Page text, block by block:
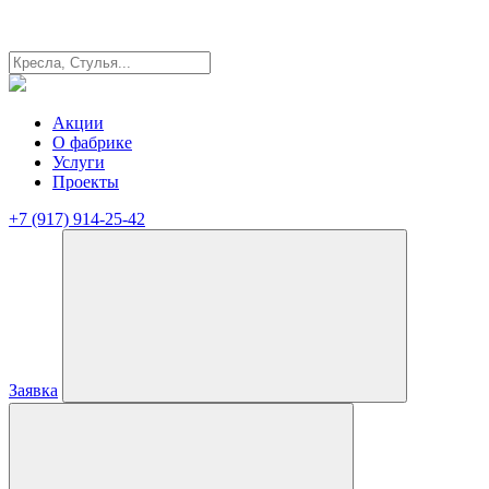
Акции
О фабрике
Услуги
Проекты
+7 (917) 914-25-42
Заявка